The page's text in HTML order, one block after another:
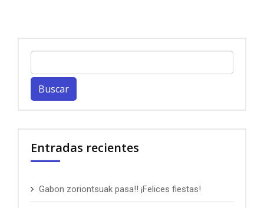
Entradas recientes
Gabon zoriontsuak pasa!! ¡Felices fiestas!